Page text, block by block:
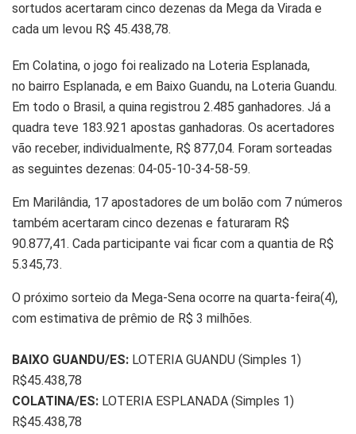
sortudos acertaram cinco dezenas da Mega da Virada e
cada um levou R$ 45.438,78.
Em Colatina, o jogo foi realizado na Loteria Esplanada,
no bairro Esplanada, e em Baixo Guandu, na Loteria Guandu.
Em todo o Brasil, a quina registrou 2.485 ganhadores. Já a
quadra teve 183.921 apostas ganhadoras. Os acertadores
vão receber, individualmente, R$ 877,04. Foram sorteadas
as seguintes dezenas: 04-05-10-34-58-59.
Em Marilândia, 17 apostadores de um bolão com 7 números
também acertaram cinco dezenas e faturaram R$
90.877,41. Cada participante vai ficar com a quantia de R$
5.345,73.
O próximo sorteio da Mega-Sena ocorre na quarta-feira(4),
com estimativa de prêmio de R$ 3 milhões.
BAIXO GUANDU/ES: LOTERIA GUANDU (Simples 1)
R$45.438,78
COLATINA/ES: LOTERIA ESPLANADA (Simples 1)
R$45.438,78